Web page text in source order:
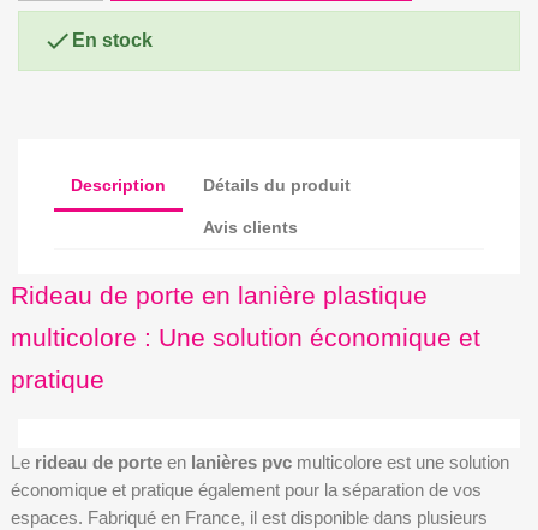
 En stock
Description Détails du produit
Avis clients
Rideau de porte en lanière plastique
multicolore : Une solution économique et
pratique
Le rideau de porte en lanières pvc multicolore est une solution
économique et pratique également pour la séparation de vos
espaces. Fabriqué en France, il est disponible dans plusieurs